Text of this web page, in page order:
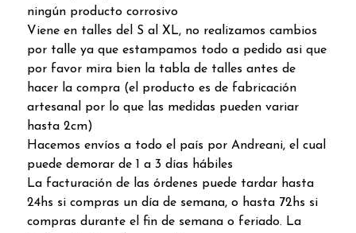
ningún producto corrosivo
Viene en talles del S al XL, no realizamos cambios
por talle ya que estampamos todo a pedido asi que
por favor mira bien la tabla de talles antes de
hacer la compra (el producto es de fabricación
artesanal por lo que las medidas pueden variar
hasta 2cm)
Hacemos envíos a todo el país por Andreani, el cual
puede demorar de 1 a 3 días hábiles
La facturación de las órdenes puede tardar hasta
24hs si compras un día de semana, o hasta 72hs si
compras durante el fin de semana o feriado. La